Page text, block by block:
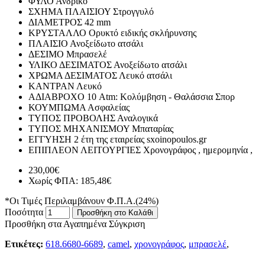
ΣΧΗΜΑ ΠΛΑΙΣΙΟΥ Στρογγυλό
ΔΙΑΜΕΤΡΟΣ 42 mm
ΚΡΥΣΤΑΛΛΟ Ορυκτό ειδικής σκλήρυνσης
ΠΛΑΙΣΙΟ Ανοξείδωτο ατσάλι
ΔΕΣΙΜΟ Μπρασελέ
ΥΛΙΚΟ ΔΕΣΙΜΑΤΟΣ Ανοξείδωτο ατσάλι
ΧΡΩΜΑ ΔΕΣΙΜΑΤΟΣ Λευκό ατσάλι
ΚΑΝΤΡΑΝ Λευκό
ΑΔΙΑΒΡΟΧΟ 10 Atm: Κολύμβηση - Θαλάσσια Σπορ
ΚΟΥΜΠΩΜΑ Ασφαλείας
ΤΥΠΟΣ ΠΡΟΒΟΛΗΣ Αναλογικά
ΤΥΠΟΣ ΜΗΧΑΝΙΣΜΟΥ Μπαταρίας
ΕΓΓΥΗΣΗ 2 έτη της εταιρείας sxoinopoulos.gr
ΕΠΙΠΛΕΟΝ ΛΕΙΤΟΥΡΓΙΕΣ Χρονογράφος , ημερομηνία ,
230,00€
Χωρίς ΦΠΑ: 185,48€
*Οι Τιμές Περιλαμβάνουν Φ.Π.Α.(24%)
Ποσότητα
Προσθήκη στο Καλάθι
Προσθήκη στα Αγαπημένα Σύγκριση
Ετικέτες: 618.6680-6689, camel, χρονογράφος, μπρασελέ,